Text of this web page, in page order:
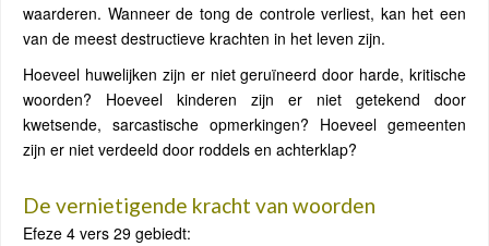
waarderen. Wanneer de tong de controle verliest, kan het een
van de meest destructieve krachten in het leven zijn.
Hoeveel huwelijken zijn er niet geruïneerd door harde, kritische
woorden? Hoeveel kinderen zijn er niet getekend door
kwetsende, sarcastische opmerkingen? Hoeveel gemeenten
zijn er niet verdeeld door roddels en achterklap?
De vernietigende kracht van woorden
Efeze 4 vers 29 gebiedt: